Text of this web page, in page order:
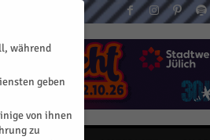
während
geben
von ihnen
zu